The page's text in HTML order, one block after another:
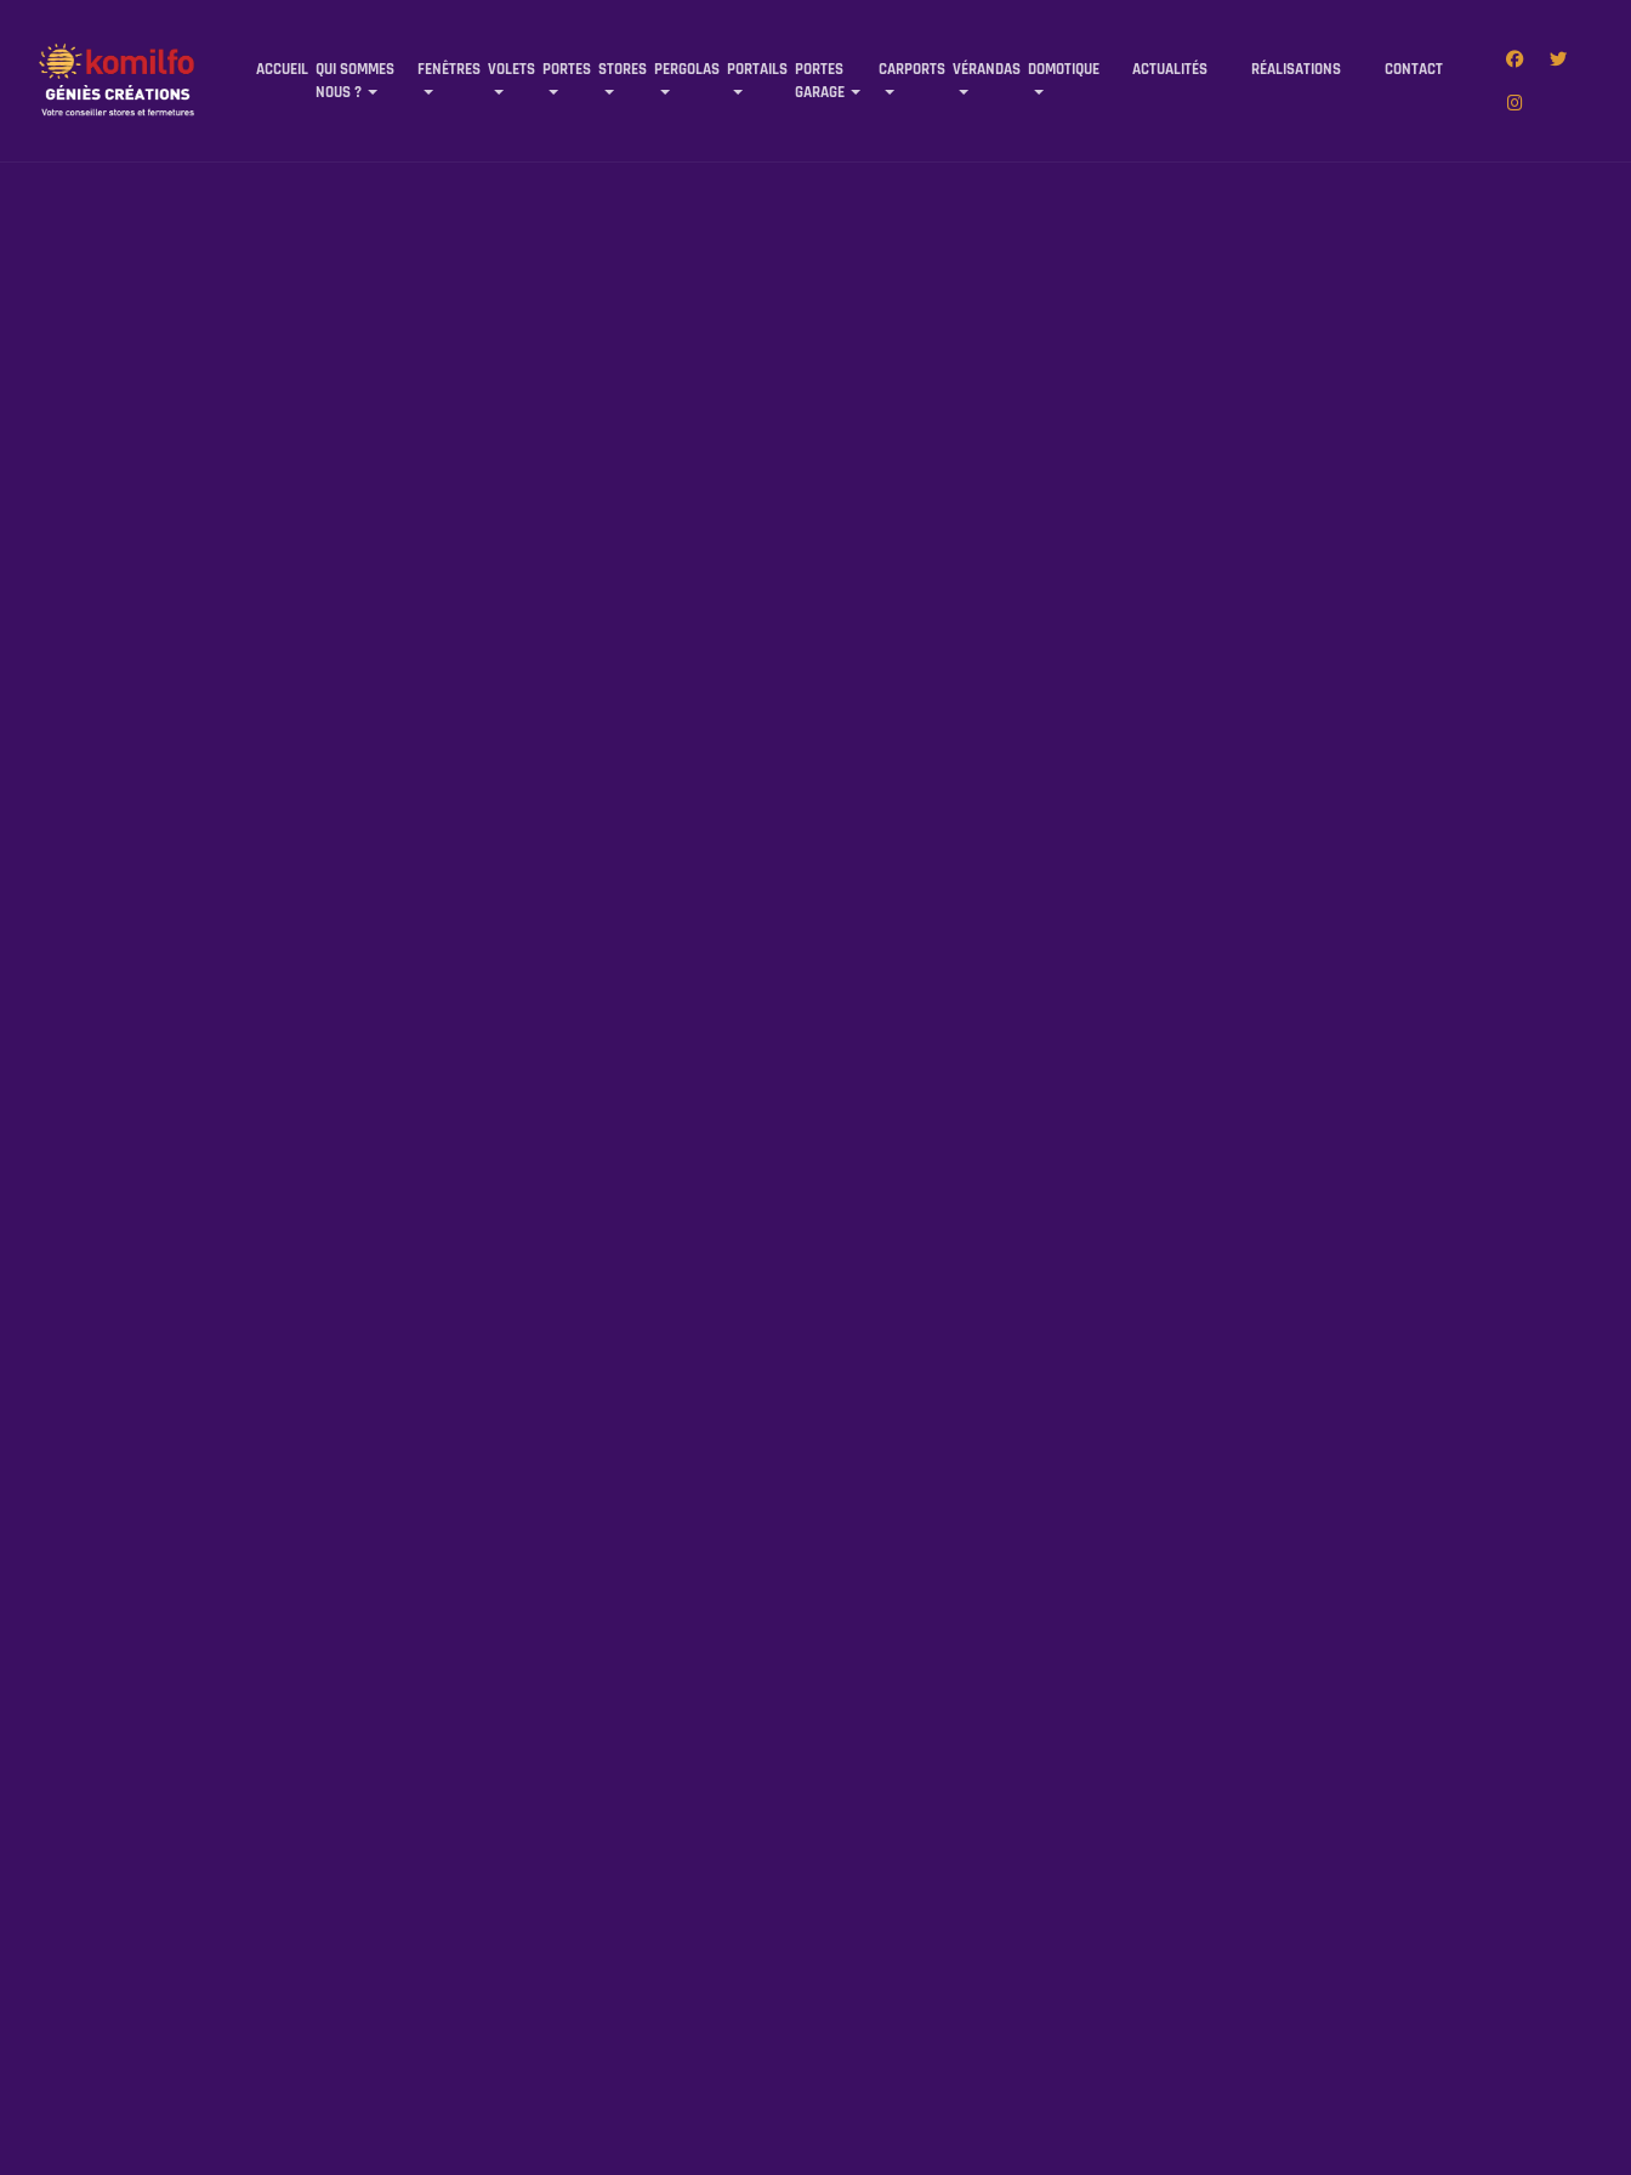
ACCUEIL QUI SOMMES
NOUS ?
FENÊTRES VOLETS PORTES STORES PERGOLAS PORTAILS PORTES
GARAGE
CARPORTS VÉRANDAS DOMOTIQUE ACTUALITÉS RÉALISATIONS CONTACT